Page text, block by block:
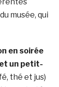
musée, qui
en soirée
et un petit-
thé et jus)